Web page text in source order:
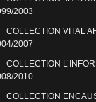
2003
COLLECTION VITAL
2007
COLLECTION
2010
COLLECTION